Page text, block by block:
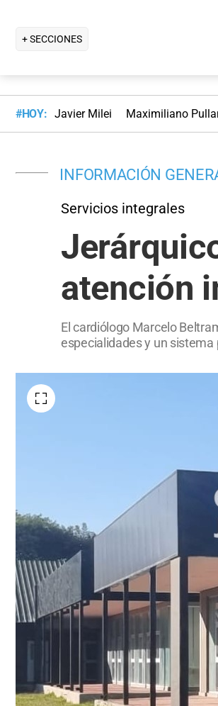
+ SECCIONES
#HOY: Javier Milei Maximiliano
INFORMACIÓN
Servicios integrales
atención
El cardiólogo Marcelo
especialidades y un